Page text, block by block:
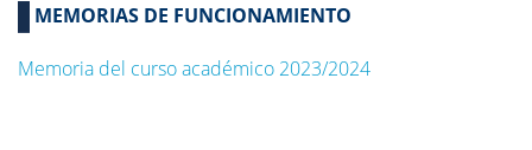
MEMORIAS DE FUNCIONAMIENTO
Memoria del curso académico 2023/2024